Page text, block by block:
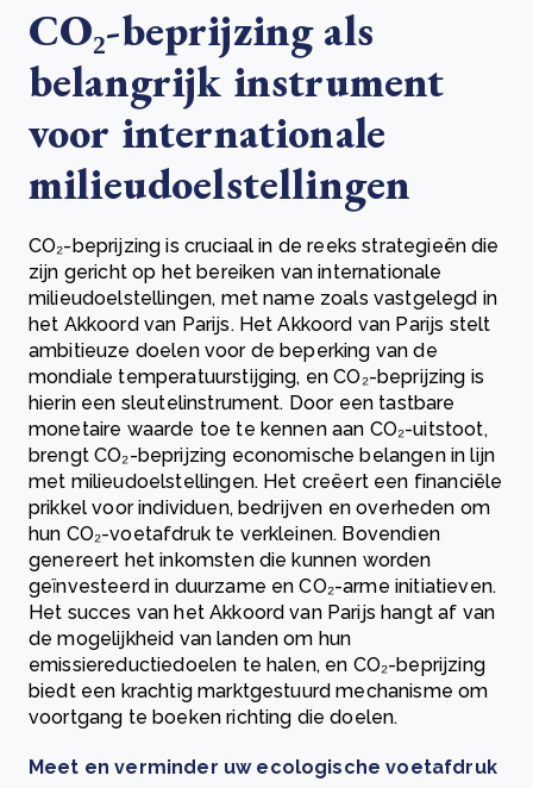
CO₂-beprijzing als
belangrijk instrument
voor internationale
milieudoelstellingen
CO₂-beprijzing is cruciaal in de reeks strategieën die
zijn gericht op het bereiken van internationale
milieudoelstellingen, met name zoals vastgelegd in
het Akkoord van Parijs. Het Akkoord van Parijs stelt
ambitieuze doelen voor de beperking van de
mondiale temperatuurstijging, en CO₂-beprijzing is
hierin een sleutelinstrument. Door een tastbare
monetaire waarde toe te kennen aan CO₂-uitstoot,
brengt CO₂-beprijzing economische belangen in lijn
met milieudoelstellingen. Het creëert een financiële
prikkel voor individuen, bedrijven en overheden om
hun CO₂-voetafdruk te verkleinen. Bovendien
genereert het inkomsten die kunnen worden
geïnvesteerd in duurzame en CO₂-arme initiatieven.
Het succes van het Akkoord van Parijs hangt af van
de mogelijkheid van landen om hun
emissiereductiedoelen te halen, en CO₂-beprijzing
biedt een krachtig marktgestuurd mechanisme om
voortgang te boeken richting die doelen.
Meet en verminder uw ecologische voetafdruk